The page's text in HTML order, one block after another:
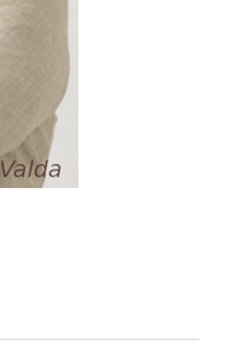
por
de
del servicio